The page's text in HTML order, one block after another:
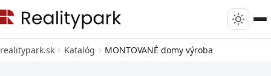
realitypark.sk Katalóg MONTOVANÉ domy výroba